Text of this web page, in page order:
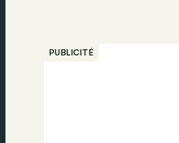
PUBLICITÉ